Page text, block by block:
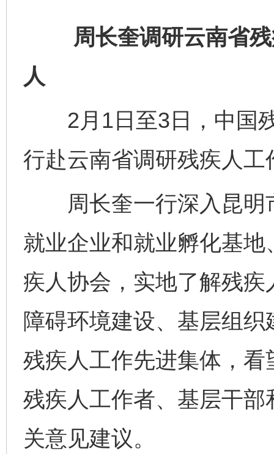
周长奎调研云南省残
人
2月1日至3日，中国残
行赴云南省调研残疾人
周长奎一行深入昆明
就业企业和就业孵化基
疾人协会，实地了解残
障碍环境建设、基层组
残疾人工作先进集体，
残疾人工作者、基层干
关意见建议。